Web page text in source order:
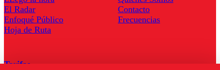
El Radar
Enfoqué Público
Hoja de Ruta
Contacto
Frecuencias
Tarifas